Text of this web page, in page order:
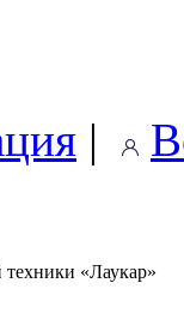
|
«Лаукар»